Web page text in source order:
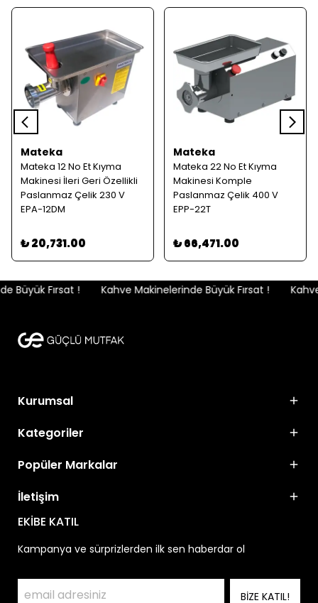
Mateka
Mateka 12 No Et Kıyma
Makinesi İleri Geri Özellikli
Paslanmaz Çelik 230 V
EPA-12DM
₺ 20,731.00
Mateka
Mateka 22 No Et Kıyma
Makinesi Komple
Paslanmaz Çelik 400 V
EPP-22T
₺ 66,471.00
Büyük Fırsat ! Kahve Makinelerinde Büyük Fırsat !
Kurumsal
Kategoriler
Popüler Markalar
İletişim
EKİBE KATIL
Kampanya ve sürprizlerden ilk sen haberdar ol
BİZE KATIL!